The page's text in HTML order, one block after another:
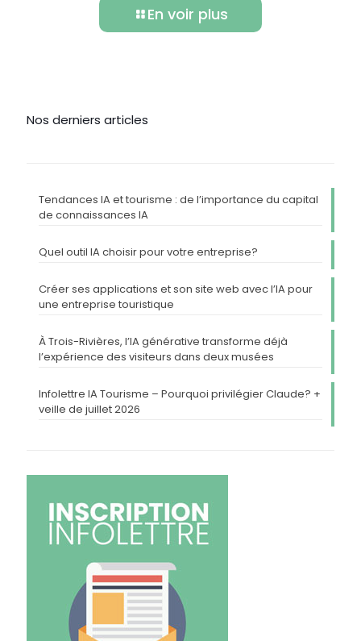
En voir plus
Nos derniers articles
Tendances IA et tourisme : de l’importance du capital
de connaissances IA
Quel outil IA choisir pour votre entreprise?
Créer ses applications et son site web avec l’IA pour
une entreprise touristique
À Trois-Rivières, l’IA générative transforme déjà
l’expérience des visiteurs dans deux musées
Infolettre IA Tourisme – Pourquoi privilégier Claude? +
veille de juillet 2026